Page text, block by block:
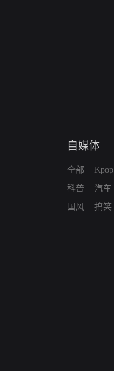
自媒体
全部
科普
国风
Kpop
汽车
搞笑